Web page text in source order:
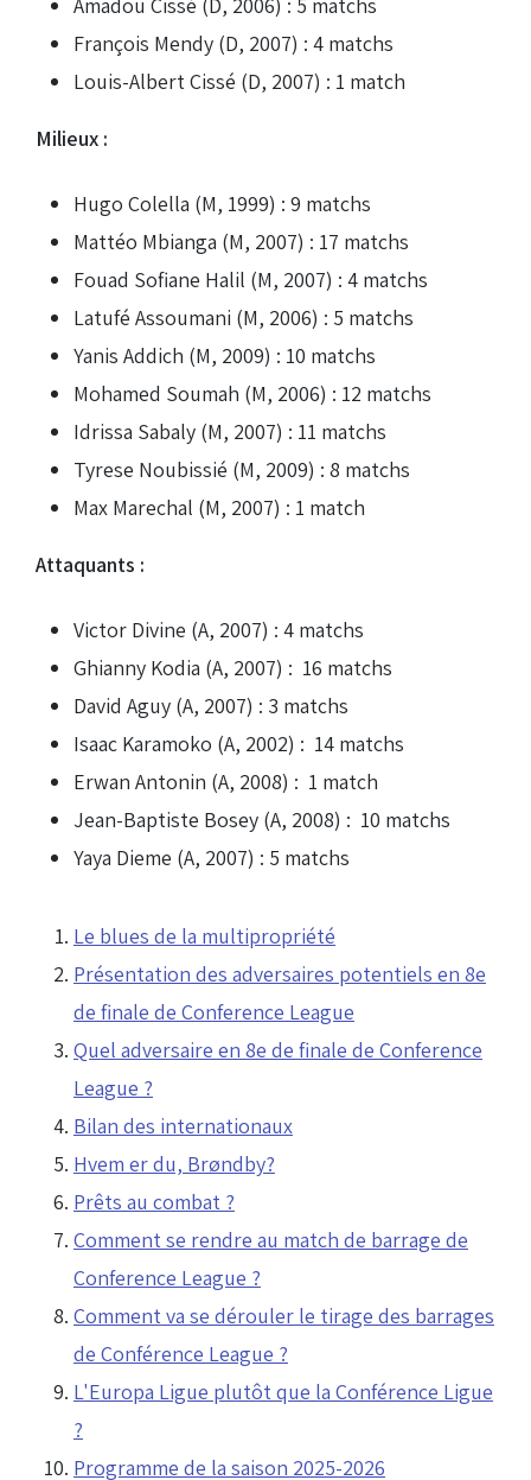
Amadou Cissé (D, 2006) : 5 matchs
François Mendy (D, 2007) : 4 matchs
Louis-Albert Cissé (D, 2007) : 1 match
Milieux :
Hugo Colella (M, 1999) : 9 matchs
Mattéo Mbianga (M, 2007) : 17 matchs
Fouad Sofiane Halil (M, 2007) : 4 matchs
Latufé Assoumani (M, 2006) : 5 matchs
Yanis Addich (M, 2009) : 10 matchs
Mohamed Soumah (M, 2006) : 12 matchs
Idrissa Sabaly (M, 2007) : 11 matchs
Tyrese Noubissié (M, 2009) : 8 matchs
Max Marechal (M, 2007) : 1 match
Attaquants :
Victor Divine (A, 2007) : 4 matchs
Ghianny Kodia (A, 2007) : 16 matchs
David Aguy (A, 2007) : 3 matchs
Isaac Karamoko (A, 2002) : 14 matchs
Erwan Antonin (A, 2008) : 1 match
Jean-Baptiste Bosey (A, 2008) : 10 matchs
Yaya Dieme (A, 2007) : 5 matchs
Le blues de la multipropriété
Présentation des adversaires potentiels en 8e
de finale de Conference League
Quel adversaire en 8e de finale de Conference
League ?
Bilan des internationaux
Hvem er du, Brøndby?
Prêts au combat ?
Comment se rendre au match de barrage de
Conference League ?
Comment va se dérouler le tirage des barrages
de Conférence League ?
L'Europa Ligue plutôt que la Conférence Ligue
?
Programme de la saison 2025-2026